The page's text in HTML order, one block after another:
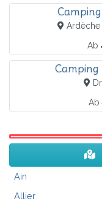
Ardèche
Ab
Ab
Ain
Allier